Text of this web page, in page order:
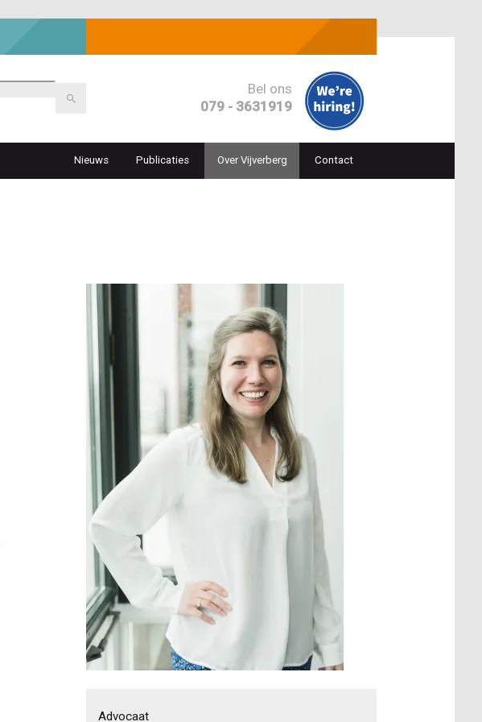
Bel ons
079 - 3631919
Top
navigation
Nieuws Publicaties Over Vijverberg Contact
Advocaat